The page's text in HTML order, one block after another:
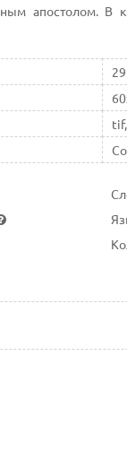
апостолом. В